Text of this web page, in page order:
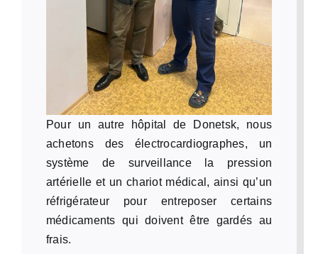
Pour un autre hôpital de Donetsk, nous
achetons des électrocardiographes, un
système de surveillance la pression
artérielle et un chariot médical, ainsi qu’un
réfrigérateur pour entreposer certains
médicaments qui doivent être gardés au
frais.